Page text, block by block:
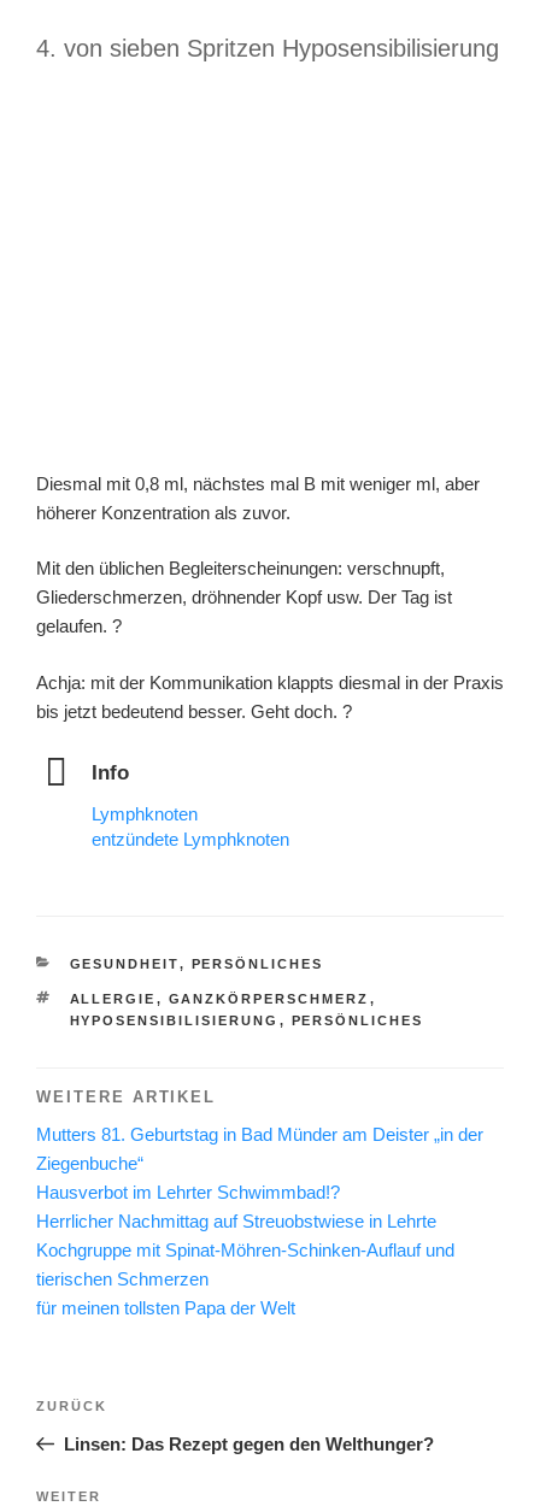
4. von sieben Spritzen Hyposensibilisierung
Diesmal mit 0,8 ml, nächstes mal B mit weniger ml, aber
höherer Konzentration als zuvor.
Mit den üblichen Begleiterscheinungen: verschnupft,
Gliederschmerzen, dröhnender Kopf usw. Der Tag ist
gelaufen. ?
Achja: mit der Kommunikation klappts diesmal in der Praxis
bis jetzt bedeutend besser. Geht doch. ?
Info
Lymphknoten
entzündete Lymphknoten
KATEGORIEN
GESUNDHEIT, PERSÖNLICHES
SCHLAGWÖRTER
ALLERGIE , GANZKÖRPERSCHMERZ ,
HYPOSENSIBILISIERUNG , PERSÖNLICHES
WEITERE ARTIKEL
Mutters 81. Geburtstag in Bad Münder am Deister „in der
Ziegenbuche“
Hausverbot im Lehrter Schwimmbad!?
Herrlicher Nachmittag auf Streuobstwiese in Lehrte
Kochgruppe mit Spinat-Möhren-Schinken-Auflauf und
tierischen Schmerzen
für meinen tollsten Papa der Welt
Beitragsnavigation
Vorheriger
Beitrag
ZURÜCK
Linsen: Das Rezept gegen den Welthunger?
Nächster
WEITER